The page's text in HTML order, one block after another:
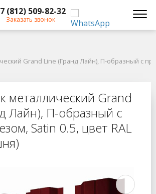
(812) 509-82-32
Заказать звонок
Grand Line (Гранд Лайн), П-образный с
металлический
Grand Line (Гранд Лайн), П-образный с
металлический Grand
Лайн), П-образный с
Satin 0.5, цвет RAL